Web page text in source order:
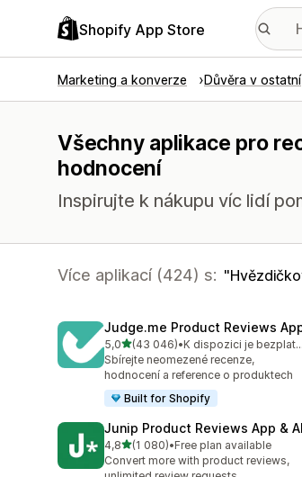
Shopify App Store
Marketing a konverze Důvěra v ostatní
Všechny aplikace pro
hodnocení
Inspirujte k nákupu víc lidí
Více aplikací (424) s:
Judge.me Product Reviews
5,0z 5 hvězd
(43 046)
Celkový počet recenzí: 43046
•
K dispozici je bezplatný plán
Sbírejte neomezené recenze,
hodnocení a reference o produktech
Built for Shopify
Junip Product Reviews App & AI
4,8z 5 hvězd
(1 080)
Celkový počet recenzí: 1080
•Free plan available
Convert more with product reviews,